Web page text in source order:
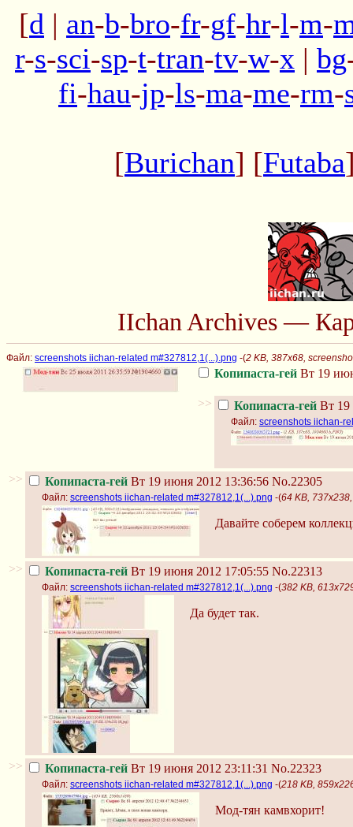
[d | an-b-bro-fr-gf-hr-l-m-
r-s-sci-sp-t-tran-tv-w-x | bg
fi-hau-jp-ls-ma-me-rm-
[Burichan] [Futaba
IIchan Archives —
Файл: screenshots iichan-related m#327812,1(...).png -(2 KB, 387x68,
Копипаста-гей Вт 19
>> Копипаста-гей Вт 19
Файл: screenshots iichan-
>> Копипаста-гей Вт 19 июня 2012 13:36:56 No.22305
Файл: screenshots iichan-related m#327812,1(...).png -(64 KB,
Давайте соберем
>> Копипаста-гей Вт 19 июня 2012 17:05:55 No.22313
Файл: screenshots iichan-related m#327812,1(...).png -(382 KB,
Да будет так.
>> Копипаста-гей Вт 19 июня 2012 23:11:31 No.22323
Файл: screenshots iichan-related m#327812,1(...).png -(218 KB,
Мод-тян камвхорит!